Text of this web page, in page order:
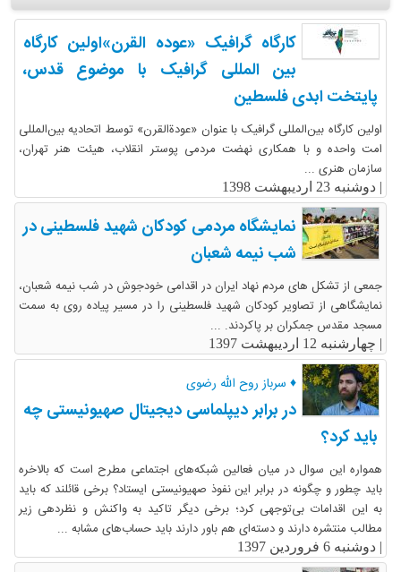
کارگاه گرافیک «عوده القرن»اولین کارگاه
بین المللی گرافیک با موضوع قدس،
پایتخت ابدی فلسطین
اولین کارگاه بین‌المللی گرافیک با عنوان «عودةالقرن» توسط اتحادیه بین‌المللی
امت واحده و با همکاری نهضت مردمی پوستر انقلاب، هیئت هنر تهران،
سازمان هنری ...
| دوشنبه 23 اردیبهشت 1398
نمایشگاه مردمی کودکان شهید فلسطینی در
شب نیمه شعبان
جمعی از تشکل های مردم نهاد ایران در اقدامی خودجوش در شب نیمه شعبان،
نمایشگاهی از تصاویر کودکان شهید فلسطینی را در مسیر پیاده روی به سمت
مسجد مقدس جمکران بر پاکردند. ...
| چهارشنبه 12 اردیبهشت 1397
♦ سرباز روح الله رضوی
در برابر دیپلماسی دیجیتال صهیونیستی چه
باید کرد؟
همواره این سوال در میان فعالین شبکه‌های اجتماعی مطرح است که بالاخره
باید چطور و چگونه در برابر این نفوذ صهیونیستی ایستاد؟ برخی قائلند که باید
به این اقدامات بی‌توجهی کرد؛ برخی دیگر تاکید به واکنش و نظردهی زیر
مطالب منتشره دارند و دسته‌ای هم باور دارند باید حساب‌های مشابه ...
| دوشنبه 6 فروردین 1397